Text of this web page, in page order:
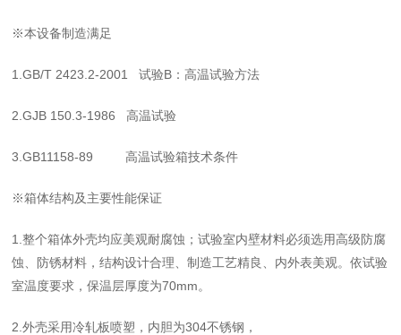
※本设备制造满足
1.GB/T 2423.2-2001 试验B：高温试验方法
2.GJB 150.3-1986 高温试验
3.GB11158-89 高温试验箱技术条件
※箱体结构及主要性能保证
1.整个箱体外壳均应美观耐腐蚀；试验室内壁材料必须选用高级防腐
蚀、防锈材料，结构设计合理、制造工艺精良、内外表美观。依试验
室温度要求，保温层厚度为70mm。
2.外壳采用冷轧板喷塑，内胆为304不锈钢，